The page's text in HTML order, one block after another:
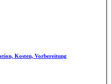
Kosten, Vorbereitung